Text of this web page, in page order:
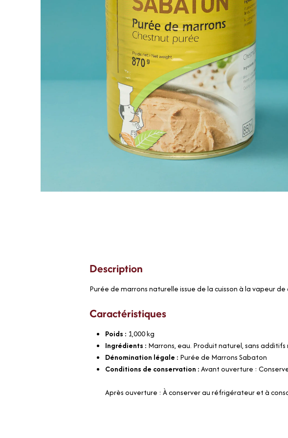
Description
Purée de marrons naturelle issue de la cuisson à la vapeur
Caractéristiques
Poids : 1,000kg
Ingrédients : Marrons, eau. Produit naturel, sans additifs
Dénomination légale : Purée de Marrons Sabaton
Conditions de conservation :Avant ouverture :
Après ouverture : À conserver au réfrigérateur et à